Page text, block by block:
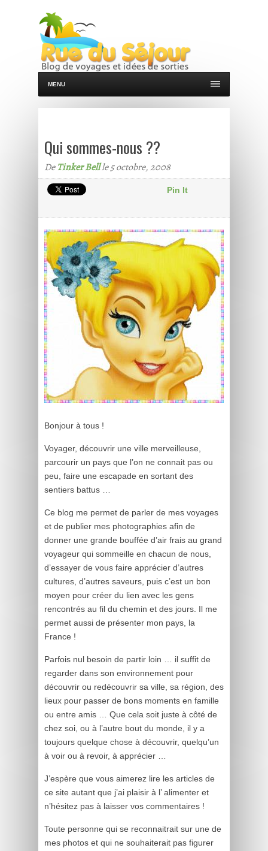
MENU
Qui sommes-nous ??
DeTinker Bellle 5 octobre, 2008
Pin It
Bonjour à tous !
Voyager, découvrir une ville merveilleuse,
parcourir un pays que l’on ne connait pas ou
peu, faire une escapade en sortant des
sentiers battus …
Ce blog me permet de parler de mes voyages
et de publier mes photographies afin de
donner une grande bouffée d’air frais au grand
voyageur qui sommeille en chacun de nous,
d’essayer de vous faire apprécier d’autres
cultures, d’autres saveurs, puis c’est un bon
moyen pour créer du lien avec les gens
rencontrés au fil du chemin et des jours. Il me
permet aussi de présenter mon pays, la
France !
Parfois nul besoin de partir loin … il suffit de
regarder dans son environnement pour
découvrir ou redécouvrir sa ville, sa région, des
lieux pour passer de bons moments en famille
ou entre amis … Que cela soit juste à côté de
chez soi, ou à l’autre bout du monde, il y a
toujours quelque chose à découvrir, quelqu’un
à voir ou à revoir, à apprécier …
J’espère que vous aimerez lire les articles de
ce site autant que j’ai plaisir à l’ alimenter et
n’hésitez pas à laisser vos commentaires !
Toute personne qui se reconnaitrait sur une de
mes photos et qui ne souhaiterait pas figurer